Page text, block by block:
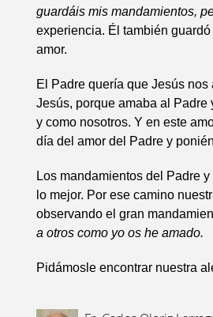
guardáis mis mandamientos,
experiencia. Él también
amor.
El Padre quería que Jesús
Jesús, porque amaba al
y como nosotros. Y en este
día del amor del Padre y
Los mandamientos del Padre
lo mejor. Por ese camino
observando el gran
a otros como yo os he amado.
Pidámosle encontrar nuestra